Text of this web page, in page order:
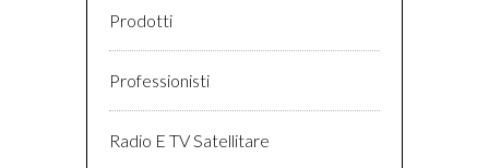
Prodotti
Professionisti
Radio E TV Satellitare